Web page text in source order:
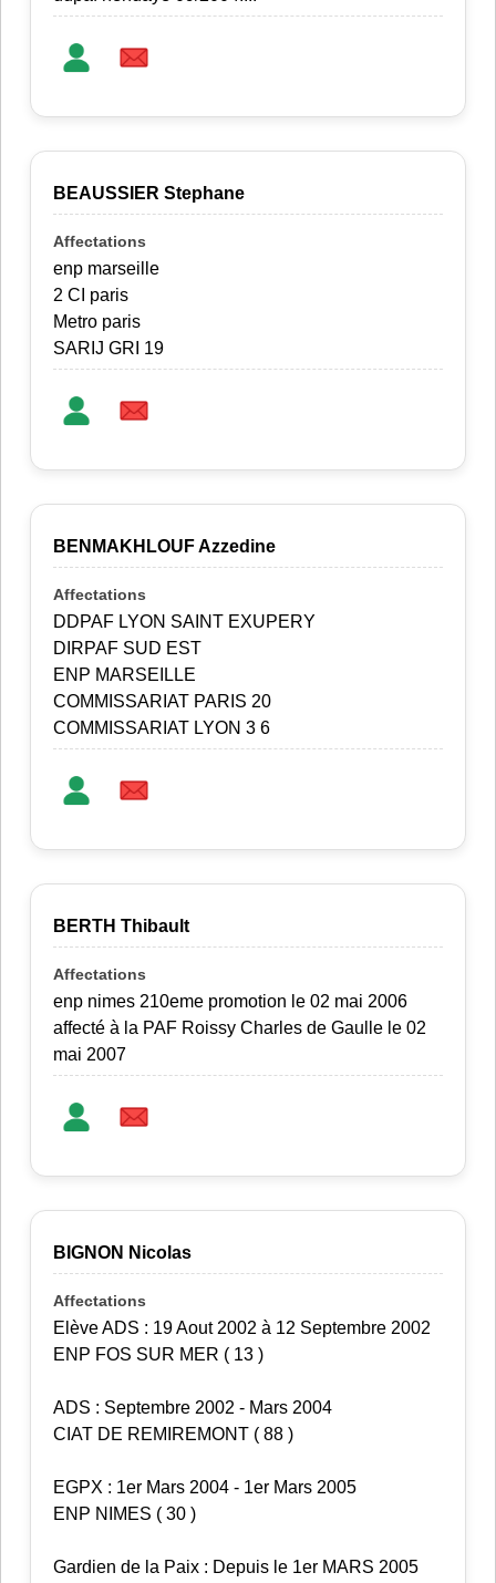
BEAUSSIER Stephane
enp marseille
2 CI paris
Metro paris
SARIJ GRI 19
BENMAKHLOUF Azzedine
DDPAF LYON SAINT EXUPERY
DIRPAF SUD EST
ENP MARSEILLE
COMMISSARIAT PARIS 20
COMMISSARIAT LYON 3 6
BERTH Thibault
enp nimes 210eme promotion le 02 mai 2006
affecté à la PAF Roissy Charles de Gaulle le 02
mai 2007
BIGNON Nicolas
Elève ADS : 19 Aout 2002 à 12 Septembre 2002
ENP FOS SUR MER ( 13 )
ADS : Septembre 2002 - Mars 2004
CIAT DE REMIREMONT ( 88 )
EGPX : 1er Mars 2004 - 1er Mars 2005
ENP NIMES ( 30 )
Gardien de la Paix : Depuis le 1er MARS 2005